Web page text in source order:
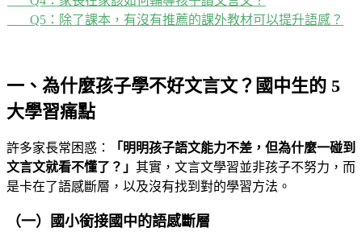
Q5：除了課本，有沒有推薦的課外教材可以提升語感？
一、為什麼孩子學不好文言文？國中生的 5
大學習痛點
許多家長常困惑：
「明明孩子語文能力不差，但為什麼一碰到
文言文就看不懂了？」 其實，文言文學習並非孩子不努力，而
是卡在了語感斷層，以及沒有找到對的學習方法。
（一）國小銜接國中的語感斷層